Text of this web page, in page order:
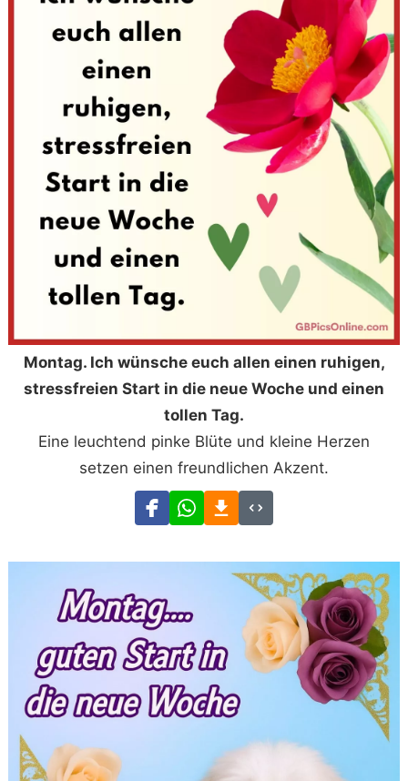
Montag. Ich wünsche euch allen einen ruhigen,
stressfreien Start in die neue Woche und einen
tollen Tag.
Eine leuchtend pinke Blüte und kleine Herzen
setzen einen freundlichen Akzent.